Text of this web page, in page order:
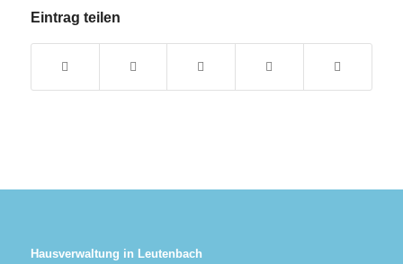
Eintrag teilen
Hausverwaltung in Leutenbach